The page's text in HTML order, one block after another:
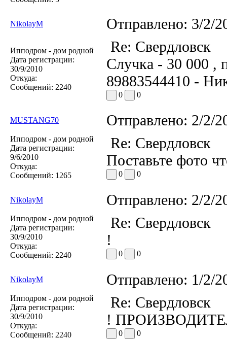
NikolayM Отправлено: 3/2/
Ипподром - дом родной
Дата регистрации:
30/9/2010
Откуда:
Сообщений: 2240
Re: Свердловск
Случка - 30 000 ,
89883544410 -
0 0
MUSTANG70 Отправлено: 2/2/
Ипподром - дом родной
Дата регистрации:
9/6/2010
Откуда:
Сообщений: 1265
Re: Свердловск
Поставьте фото
0 0
NikolayM Отправлено: 2/2/
Ипподром - дом родной
Дата регистрации:
30/9/2010
Откуда:
Сообщений: 2240
Re: Свердловск
!
0 0
NikolayM Отправлено: 1/2/
Ипподром - дом родной
Дата регистрации:
30/9/2010
Откуда:
Сообщений: 2240
Re: Свердловск
!
0 0